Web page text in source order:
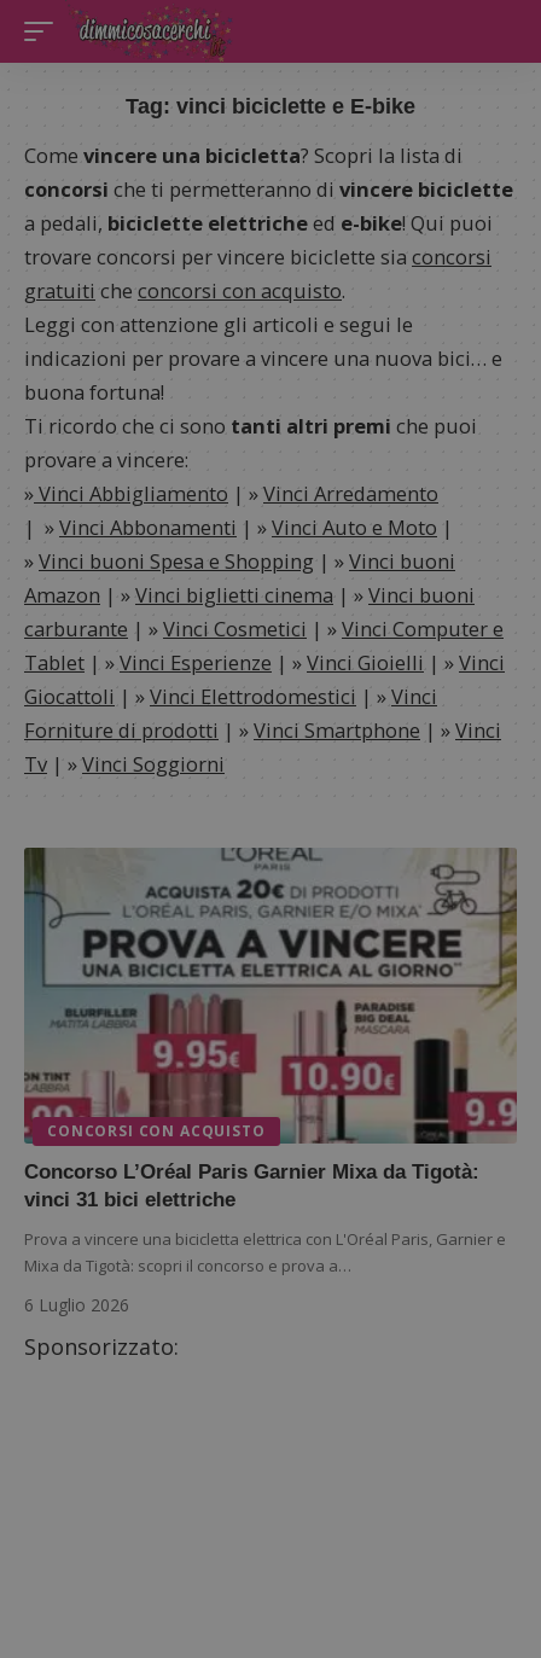
Tag: vinci biciclette e E-bike
Come vincere una bicicletta? Scopri la lista di
concorsi che ti permetteranno di vincere biciclette
a pedali, biciclette elettricheed e-bike! Qui puoi
trovare concorsi per vincere biciclette sia concorsi
gratuiti che concorsi con acquisto.
Leggi con attenzione gli articoli e segui le
indicazioni per provare a vincere una nuova bici… e
buona fortuna!
Ti ricordo che ci sono tanti altri premi che puoi
provare a vincere:
»Vinci Abbigliamento | »Vinci Arredamento
| »Vinci Abbonamenti | »Vinci Auto e Moto |
»Vinci buoni Spesa e Shopping | »Vinci buoni
Amazon | »Vinci biglietti cinema | »Vinci buoni
carburante | »Vinci Cosmetici | »Vinci Computer e
Tablet | »Vinci Esperienze | »Vinci Gioielli | »Vinci
Giocattoli | »Vinci Elettrodomestici | »Vinci
Forniture di prodotti | »Vinci Smartphone | »Vinci
Tv | »Vinci Soggiorni
CONCORSI CON ACQUISTO
Concorso L’Oréal Paris Garnier Mixa da Tigotà:
vinci 31 bici elettriche
Prova a vincere una bicicletta elettrica con L'Oréal Paris, Garnier e
Mixa da Tigotà: scopri il concorso e prova a…
6 Luglio 2026
Sponsorizzato: